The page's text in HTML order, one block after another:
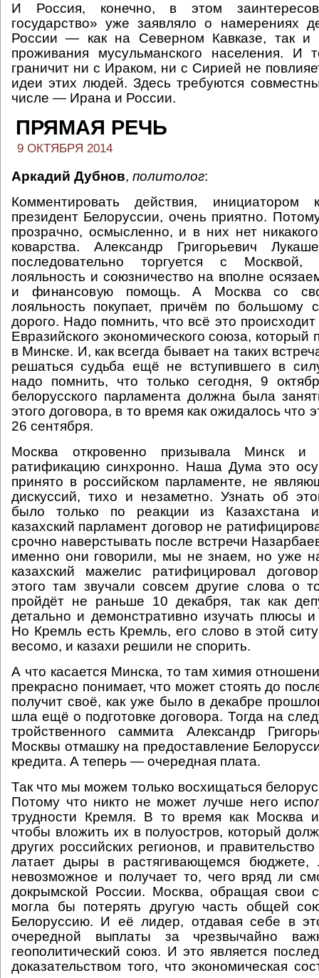
И Россия, конечно, в этом
государство» уже заявляло о намерениях
России — как на Северном Кавказе, так и
проживания мусульманского населения. И
граничит ни с Ираком, ни с Сирией не
идеи этих людей. Здесь требуются
числе — Ирана и России.
ПРЯМАЯ РЕЧЬ
9 ОКТЯБРЯ 2014
Аркадий Дубнов, политолог:
Комментировать действия, инициатором
президент Белоруссии, очень приятно.
прозрачно, осмысленно, и в них нет
коварства. Александр Григорьевич
последовательно торгуется с
лояльность и союзничество на вполне
и финансовую помощь. А Москва со
лояльность покупает, причём по большому
дорого. Надо помнить, что всё это
Евразийского экономического союза, который
в Минске. И, как всегда бывает на таких
решаться судьба ещё не вступившего в
надо помнить, что только сегодня, 9
белорусского парламента должна была
этого договора, в то время как ожидалось что
26 сентября.
Москва откровенно призывала Минск и
ратификацию синхронно. Наша Дума это
принято в российском парламенте, не
дискуссий, тихо и незаметно. Узнать об
было только по реакции из Казахстана
казахский парламент договор не
срочно наверстывать после встречи
именно они говорили, мы не знаем, но уже
казахский мажелис ратифицировал
этого там звучали совсем другие слова о
пройдёт не раньше 10 декабря, так как
детально и демонстративно изучать плюсы
Но Кремль есть Кремль, его слово в этой
весомо, и казахи решили не спорить.
А что касается Минска, то там химия
прекрасно понимает, что может стоять до
получит своё, как уже было в декабре
шла ещё о подготовке договора. Тогда на
тройственного саммита Александр
Москвы отмашку на предоставление
кредита. А теперь — очередная плата.
Так что мы можем только восхищаться
Потому что никто не может лучше него
трудности Кремля. В то время как Москва
чтобы вложить их в полуостров, который
других российских регионов, и
латает дыры в растягивающемся бюджете,
невозможное и получает то, чего вряд ли
докрымской России. Москва, обращая свои
могла бы потерять другую часть общей
Белоруссию. И её лидер, отдавая себе в
очередной выплаты за чрезвычайно
геополитический союз. И это является
доказательством того, что экономическая